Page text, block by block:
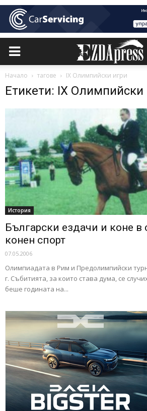
Начало тагове IX Олимпийски игри
Етикети: IX Олимпийски
История
Български ездачи и коне в
конен спорт
07.05.2006
Олимпиадата в Рим и Предолимпийски
г. Събитията, за които става дума, се
беше годината на...